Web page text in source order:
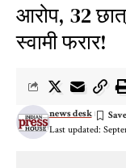
आरोप, 32
स्वामी फरार!
Last updated:
news desk